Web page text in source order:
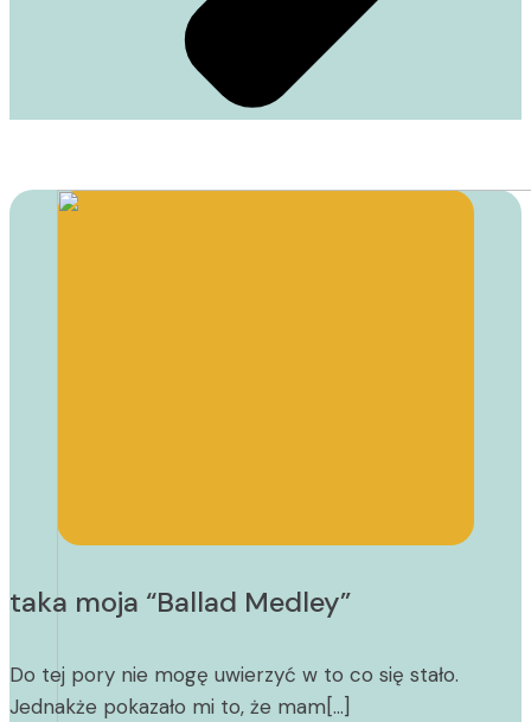
taka moja “Ballad Medley”
Do tej pory nie mogę uwierzyć w to co się stało.
Jednakże pokazało mi to, że mam[…]